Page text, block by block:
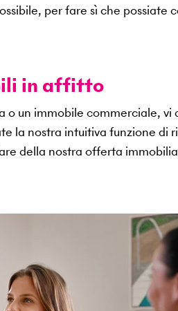
per fare sì che possiate
in affitto
un immobile commerciale, vi
la nostra intuitiva funzione di
della nostra offerta